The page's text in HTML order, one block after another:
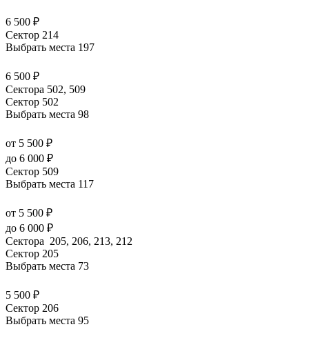
6 500 ₽
Сектор 214
Выбрать места 197
6 500 ₽
Сектора 502, 509
Сектор 502
Выбрать места 98
от 5 500 ₽
до 6 000 ₽
Сектор 509
Выбрать места 117
от 5 500 ₽
до 6 000 ₽
Сектора 205, 206, 213, 212
Сектор 205
Выбрать места 73
5 500 ₽
Сектор 206
Выбрать места 95